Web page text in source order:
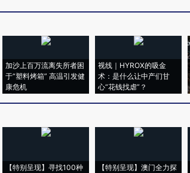
加沙上百万流离失所者困
于“塑料烤箱” 高温引发健
康危机
视线｜HYROX的吸金
术：是什么让中产们甘
心“花钱找虐”？
【特别呈现】寻找100种
【特别呈现】澳门全力探